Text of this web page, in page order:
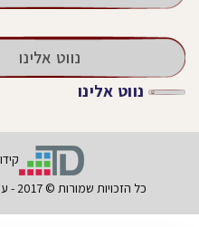
נווט אלינו
נווט אלינו
כל הזכויות שמורות © 2017 - עו"ד דותן לינדנברג משרד עורכי דין